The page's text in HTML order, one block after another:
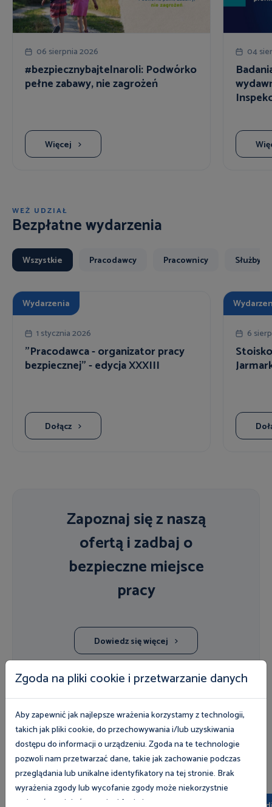
06 sierpnia 2026
#bezpiecznybajtelnaroli: Podwórko
pełne zabawy, nie zagrożeń
Więcej
04
WEŹ UDZIAŁ
Bezpłatne wydarzenia
Wszystkie Pracodawcy Pracownicy Służby
Wydarzenia
1 stycznia 2026
"Pracodawca - organizator pracy
bezpiecznej" - edycja XXXIII
Dołącz
6
Zapoznaj się z naszą
ofertą i zadbaj o
bezpieczne miejsce
pracy
Dowiedz się więcej
POSŁUCHAJ EKSPERTA
Multimedia
Wszystkie Dla pracodawców Dla pracowników
Zgoda na pliki cookie i przetwarzanie danych
Aby zapewnić jak najlepsze wrażenia korzystamy z technologii,
takich jak pliki cookie, do przechowywania i/lub uzyskiwania
dostępu do informacji o urządzeniu. Zgoda na te technologie
pozwoli nam przetwarzać dane, takie jak zachowanie podczas
przeglądania lub unikalne identyfikatory na tej stronie. Brak
wyrażenia zgody lub wycofanie zgody może niekorzystnie
wpłynąć na niektóre cechy i funkcje.